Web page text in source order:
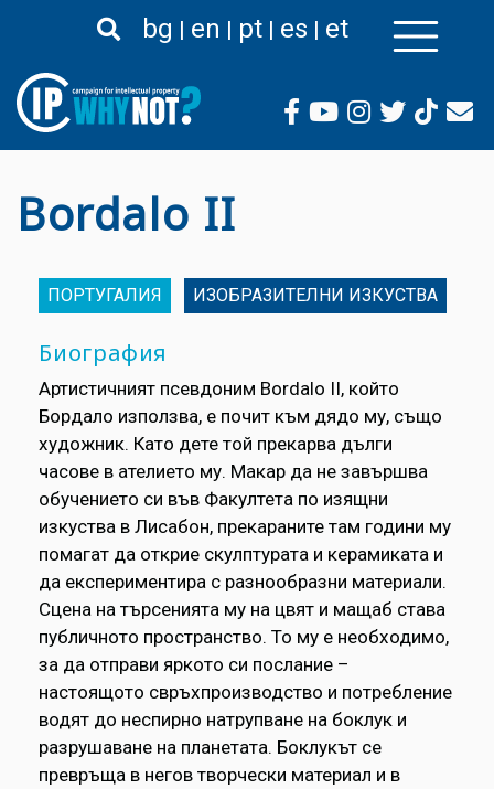
към
съдържание
bg en pt es et
Bordalo II
ПОРТУГАЛИЯ ИЗОБРАЗИТЕЛНИ ИЗКУСТВА
Биография
Артистичният псевдоним Bordalo II, който
Бордало използва, е почит към дядо му, също
художник. Като дете той прекарва дълги
часове в ателието му. Макар да не завършва
обучението си във Факултета по изящни
изкуства в Лисабон, прекараните там години му
помагат да открие скулптурата и керамиката и
да експериментира с разнообразни материали.
Сцена на търсенията му на цвят и мащаб става
публичното пространство. То му е необходимо,
за да отправи яркото си послание –
настоящото свръхпроизводство и потребление
водят до неспирно натрупване на боклук и
разрушаване на планетата. Боклукът се
превръща в негов творчески материал и в